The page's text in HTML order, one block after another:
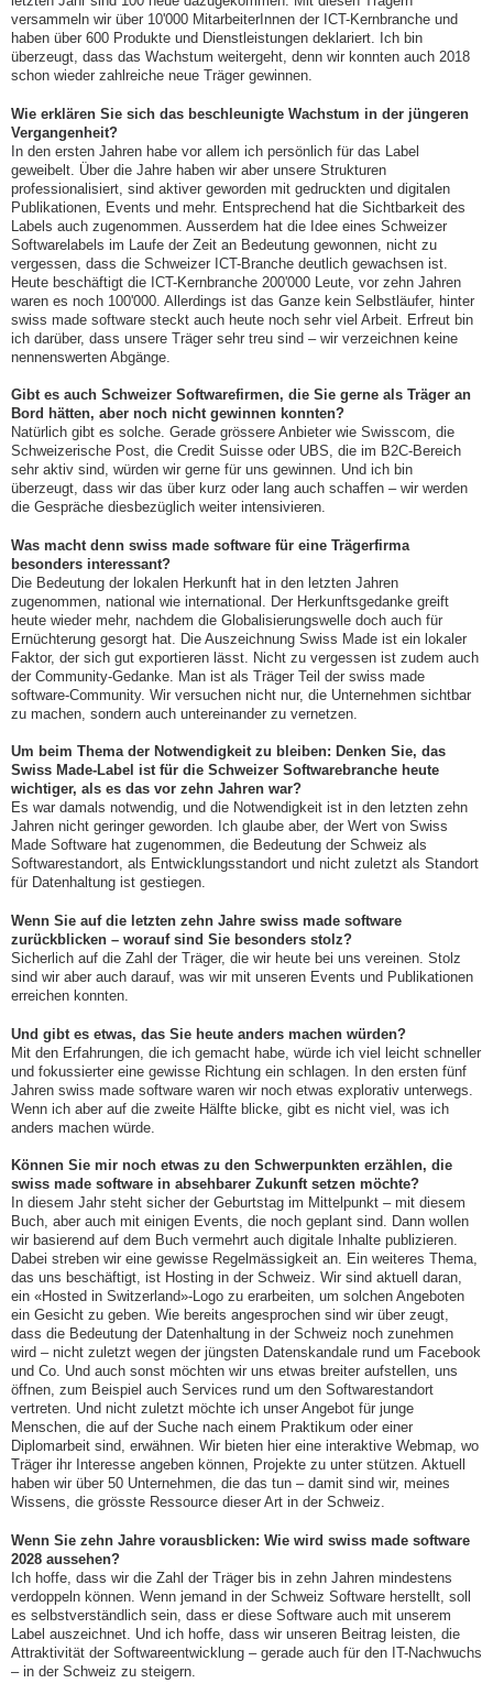
versammeln wir über 10'000 MitarbeiterInnen der ICT-Kernbranche und
haben über 600 Produkte und Dienstleistungen deklariert. Ich bin
überzeugt, dass das Wachstum weitergeht, denn wir konnten auch 2018
schon wieder zahlreiche neue Träger gewinnen.
Wie erklären Sie sich das beschleunigte Wachstum in der jüngeren
Vergangenheit?
In den ersten Jahren habe vor allem ich persönlich für das Label
geweibelt. Über die Jahre haben wir aber unsere Strukturen
professionalisiert, sind aktiver geworden mit gedruckten und digitalen
Publikationen, Events und mehr. Entsprechend hat die Sichtbarkeit des
Labels auch zugenommen. Ausserdem hat die Idee eines Schweizer
Softwarelabels im Laufe der Zeit an Bedeutung gewonnen, nicht zu
vergessen, dass die Schweizer ICT-Branche deutlich gewachsen ist.
Heute beschäftigt die ICT-Kernbranche 200'000 Leute, vor zehn Jahren
waren es noch 100'000. Allerdings ist das Ganze kein Selbstläufer, hinter
swiss made software steckt auch heute noch sehr viel Arbeit. Erfreut bin
ich darüber, dass unsere Träger sehr treu sind – wir verzeichnen keine
nennenswerten Abgänge.
Gibt es auch Schweizer Softwarefirmen, die Sie gerne als Träger an
Bord hätten, aber noch nicht gewinnen konnten?
Natürlich gibt es solche. Gerade grössere Anbieter wie Swisscom, die
Schweizerische Post, die Credit Suisse oder UBS, die im B2C-Bereich
sehr aktiv sind, würden wir gerne für uns gewinnen. Und ich bin
überzeugt, dass wir das über kurz oder lang auch schaffen – wir werden
die Gespräche diesbezüglich weiter intensivieren.
Was macht denn swiss made software für eine Trägerfirma
besonders interessant?
Die Bedeutung der lokalen Herkunft hat in den letzten Jahren
zugenommen, national wie international. Der Herkunftsgedanke greift
heute wieder mehr, nachdem die Globalisierungswelle doch auch für
Ernüchterung gesorgt hat. Die Auszeichnung Swiss Made ist ein lokaler
Faktor, der sich gut exportieren lässt. Nicht zu vergessen ist zudem auch
der Community-Gedanke. Man ist als Träger Teil der swiss made
software-Community. Wir versuchen nicht nur, die Unternehmen sichtbar
zu machen, sondern auch untereinander zu vernetzen.
Um beim Thema der Notwendigkeit zu bleiben: Denken Sie, das
Swiss Made-Label ist für die Schweizer Softwarebranche heute
wichtiger, als es das vor zehn Jahren war?
Es war damals notwendig, und die Notwendigkeit ist in den letzten zehn
Jahren nicht geringer geworden. Ich glaube aber, der Wert von Swiss
Made Software hat zugenommen, die Bedeutung der Schweiz als
Softwarestandort, als Entwicklungsstandort und nicht zuletzt als Standort
für Datenhaltung ist gestiegen.
Wenn Sie auf die letzten zehn Jahre swiss made software
zurückblicken – worauf sind Sie besonders stolz?
Sicherlich auf die Zahl der Träger, die wir heute bei uns vereinen. Stolz
sind wir aber auch darauf, was wir mit unseren Events und Publikationen
erreichen konnten.
Und gibt es etwas, das Sie heute anders machen würden?
Mit den Erfahrungen, die ich gemacht habe, würde ich viel leicht schneller
und fokussierter eine gewisse Richtung ein schlagen. In den ersten fünf
Jahren swiss made software waren wir noch etwas explorativ unterwegs.
Wenn ich aber auf die zweite Hälfte blicke, gibt es nicht viel, was ich
anders machen würde.
Können Sie mir noch etwas zu den Schwerpunkten erzählen, die
swiss made software in absehbarer Zukunft setzen möchte?
In diesem Jahr steht sicher der Geburtstag im Mittelpunkt – mit diesem
Buch, aber auch mit einigen Events, die noch geplant sind. Dann wollen
wir basierend auf dem Buch vermehrt auch digitale Inhalte publizieren.
Dabei streben wir eine gewisse Regelmässigkeit an. Ein weiteres Thema,
das uns beschäftigt, ist Hosting in der Schweiz. Wir sind aktuell daran,
ein «Hosted in Switzerland»-Logo zu erarbeiten, um solchen Angeboten
ein Gesicht zu geben. Wie bereits angesprochen sind wir über zeugt,
dass die Bedeutung der Datenhaltung in der Schweiz noch zunehmen
wird – nicht zuletzt wegen der jüngsten Datenskandale rund um Facebook
und Co. Und auch sonst möchten wir uns etwas breiter aufstellen, uns
öffnen, zum Beispiel auch Services rund um den Softwarestandort
vertreten. Und nicht zuletzt möchte ich unser Angebot für junge
Menschen, die auf der Suche nach einem Praktikum oder einer
Diplomarbeit sind, erwähnen. Wir bieten hier eine interaktive Webmap, wo
Träger ihr Interesse angeben können, Projekte zu unter stützen. Aktuell
haben wir über 50 Unternehmen, die das tun – damit sind wir, meines
Wissens, die grösste Ressource dieser Art in der Schweiz.
Wenn Sie zehn Jahre vorausblicken: Wie wird swiss made software
2028 aussehen?
Ich hoffe, dass wir die Zahl der Träger bis in zehn Jahren mindestens
verdoppeln können. Wenn jemand in der Schweiz Software herstellt, soll
es selbstverständlich sein, dass er diese Software auch mit unserem
Label auszeichnet. Und ich hoffe, dass wir unseren Beitrag leisten, die
Attraktivität der Softwareentwicklung – gerade auch für den IT-Nachwuchs
– in der Schweiz zu steigern.